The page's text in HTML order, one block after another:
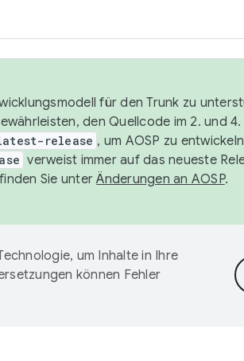
für den Trunk zu
den Quellcode im 2. und 4.
release , um AOSP zu
verweist immer auf das neueste
Sie unterÄnderungen an AOSP.
um Inhalte in Ihre
können Fehler